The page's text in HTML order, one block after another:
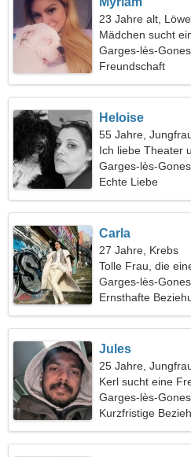
23 Jahre alt, Löwe
Mädchen sucht
Garges-lès-
Freundschaft
Heloise
55 Jahre,
Ich liebe Theater
Garges-lès-
Echte Liebe
Carla
27 Jahre, Krebs
Tolle Frau, die
Garges-lès-
Ernsthafte
Jules
25 Jahre,
Kerl sucht eine
Garges-lès-
Kurzfristige